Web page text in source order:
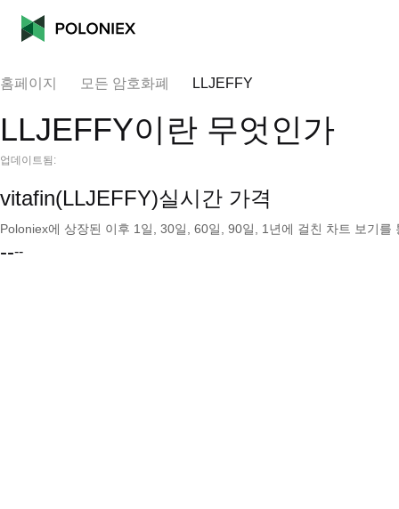
홈페이지 모든 암호화폐 LLJEFFY
LLJEFFY이란 무엇인가
업데이트됨:
vitafin(LLJEFFY)실시간 가격
Poloniex에 상장된 이후 1일, 30일, 60일, 90일, 1년에 걸친 차트 보기
----